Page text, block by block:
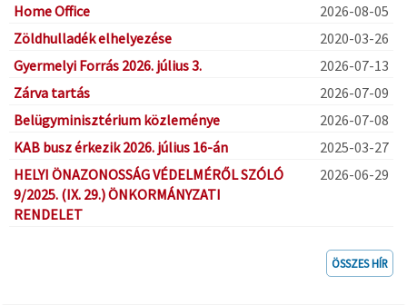
Home Office
2026-08-05
Zöldhulladék elhelyezése
2020-03-26
Gyermelyi Forrás 2026. július 3.
2026-07-13
Zárva tartás
2026-07-09
Belügyminisztérium közleménye
2026-07-08
KAB busz érkezik 2026. július 16-án
2025-03-27
HELYI ÖNAZONOSSÁG VÉDELMÉRŐL SZÓLÓ
9/2025. (IX. 29.) ÖNKORMÁNYZATI
RENDELET
2026-06-29
ÖSSZES HÍR